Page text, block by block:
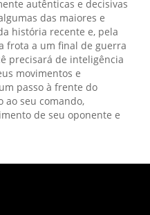
autênticas e decisivas
das maiores e
história recente e, pela
frota a um final de guerra
precisará de inteligência
movimentos e
passo à frente do
ao seu comando,
de seu oponente e